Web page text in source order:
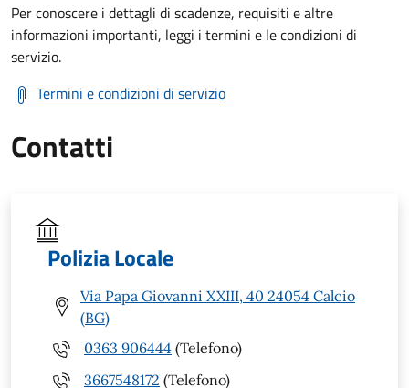
Per conoscere i dettagli di scadenze, requisiti e altre
informazioni importanti, leggi i termini e le condizioni di
servizio.
Termini e condizioni di servizio
Contatti
Polizia Locale
Via Papa Giovanni XXIII, 40 24054 Calcio
(BG)
0363 906444 (Telefono)
3667548172 (Telefono)